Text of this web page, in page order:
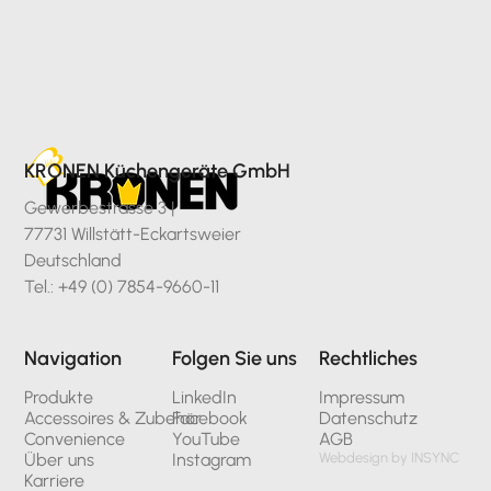
KRONEN Küchengeräte GmbH
Gewerbestrasse 3 |
77731 Willstätt-Eckartsweier
Deutschland
Tel.: +49 (0) 7854-9660-11
Navigation
Produkte
Accessoires & Zubehör
Convenience
Über uns
Karriere
Folgen Sie uns
LinkedIn
Facebook
YouTube
Instagram
Rechtliches
Impressum
Datenschutz
AGB
Webdesign by INSYNC